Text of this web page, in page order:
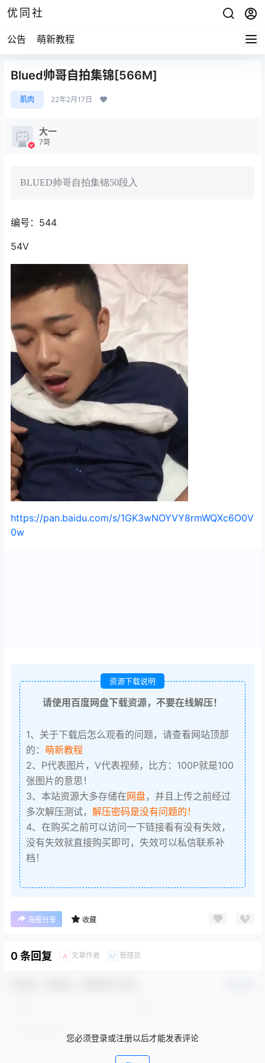
优同社
公告 萌新教程
Blued帅哥自拍集锦[566M]
肌肉 22年2月17日
大一
7哥
BLUED帅哥自拍集锦50段入
编号：544
54V
https://pan.baidu.com/s/1GK3wNOYVY8rmWQXc6O0V
0w
资源下载说明
请使用百度网盘下载资源，不要在线解压！
1、关于下载后怎么观看的问题，请查看网站顶部
的： 萌新教程
2、P代表图片，V代表视频，比方：100P就是100
张图片的意思！
3、本站资源大多存储在网盘，并且上传之前经过
多次解压测试， 解压密码是没有问题的！
4、在购买之前可以访问一下链接看有没有失效，
没有失效就直接购买即可，失效可以私信联系补
档！
海报分享 收藏
0 条回复 A 文章作者 M 管理员
您必须登录或注册以后才能发表评论